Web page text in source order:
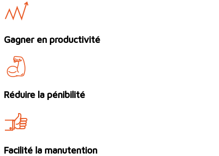
Gagner en productivité
Réduire la pénibilité
Facilité la manutention